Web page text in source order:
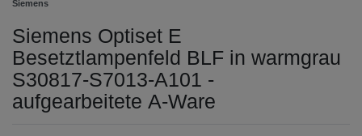
Siemens
Siemens Optiset E
Besetztlampenfeld BLF in warmgrau
S30817-S7013-A101 -
aufgearbeitete A-Ware